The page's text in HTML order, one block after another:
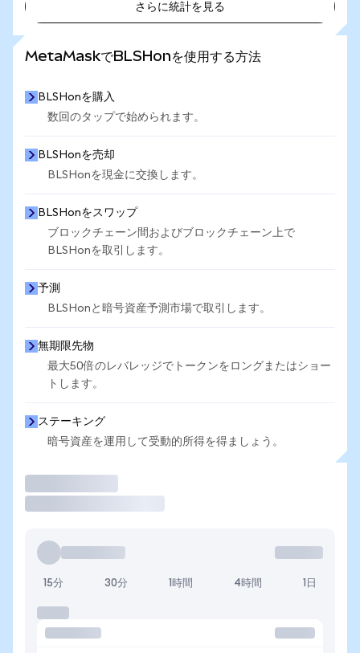
さらに統計を見る
MetaMaskでBLSHonを使用する方法
BLSHonを購入
数回のタップで始められます。
BLSHonを売却
BLSHonを現金に交換します。
BLSHonをスワップ
ブロックチェーン間およびブロックチェーン上で
BLSHonを取引します。
予測
BLSHonと暗号資産予測市場で取引します。
無期限先物
最大50倍のレバレッジでトークンをロングまたはショー
トします。
ステーキング
暗号資産を運用して受動的所得を得ましょう。
15分 30分 1時間 4時間 1日